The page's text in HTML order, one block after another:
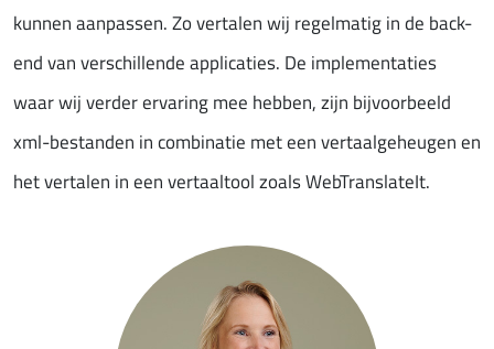
kunnen aanpassen. Zo vertalen wij regelmatig in de back-
end van verschillende applicaties. De implementaties
waar wij verder ervaring mee hebben, zijn bijvoorbeeld
xml-bestanden in combinatie met een vertaalgeheugen en
het vertalen in een vertaaltool zoals WebTranslateIt.